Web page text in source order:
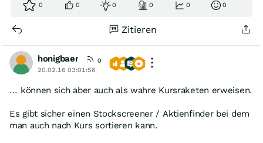
0 0 0 0 0 0
Zitieren
honigbaer
0
20.02.16 03:01:56
... können sich aber auch als wahre Kursraketen erweisen.
Es gibt sicher einen Stockscreener / Aktienfinder bei dem
man auch nach Kurs sortieren kann.